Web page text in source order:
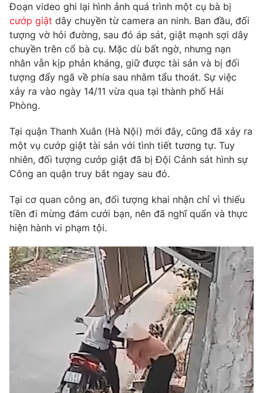
Thế giới đó đây
Câu chuyện quốc tế
Tài chính
Thị trường
Góc doanh nghiệp
Dữ liệu và đời sống
Truyền hình
Phim VTV
Hậu trường
Nhân vật
Khán giả
Giải sao mai
Giải trí
Âm nhạc
Sao
Đời sống
Du lịch
Làm đẹp
Chất lượng cuộc sống
Giáo dục
Học trực tuyến
Công nghệ
Hitech Công nghệ tương lai
Sản phẩm
Thị trường
Tư vấn
Giao lưu trực tuyến
Lịch phát sóng
Podcast
Infographic
Đoạn video ghi lại hình ảnh quá trình một cụ bà bị
cướp giật dây chuyền từ camera an ninh. Ban đầu, đối
tượng vờ hỏi đường, sau đó áp sát, giật mạnh sợi dây
chuyền trên cổ bà cụ. Mặc dù bất ngờ, nhưng nạn
nhân vẫn kịp phản kháng, giữ được tài sản và bị đối
tượng đẩy ngã về phía sau nhằm tẩu thoát. Sự việc
xảy ra vào ngày 14/11 vừa qua tại thành phố Hải
Phòng.
Tại quận Thanh Xuân (Hà Nội) mới đây, cũng đã xảy ra
một vụ cướp giật tài sản với tình tiết tương tự. Tuy
nhiên, đối tượng cướp giật đã bị Đội Cảnh sát hình sự
Công an quận truy bắt ngay sau đó.
Tại cơ quan công an, đối tượng khai nhận chỉ vì thiếu
tiền đi mừng đám cưới bạn, nên đã nghĩ quẩn và thực
hiện hành vi phạm tội.